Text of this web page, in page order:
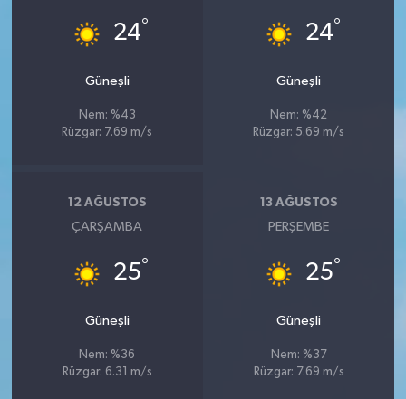
24°
Güneşli
Nem: %43
Rüzgar: 7.69 m/s
24°
Güneşli
Nem: %42
Rüzgar: 5.69 m/s
12 AĞUSTOS
ÇARŞAMBA
25°
Güneşli
Nem: %36
Rüzgar: 6.31 m/s
13 AĞUSTOS
PERŞEMBE
25°
Güneşli
Nem: %37
Rüzgar: 7.69 m/s